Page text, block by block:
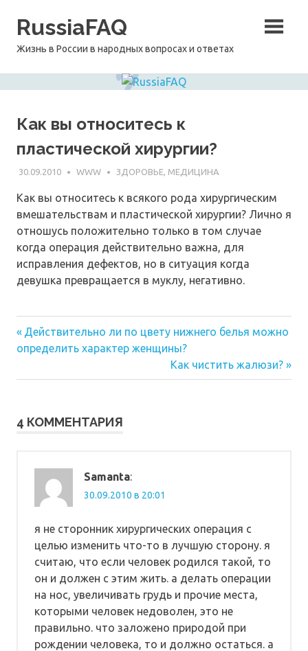
RussiaFAQ
Жизнь в России в народных вопросах и ответах
Как вы относитесь к
пластической хирургии?
30.09.2010 WWW ЗДОРОВЬЕ, МЕДИЦИНА
Как вы относитесь к всякого рода хирургическим
вмешательствам и пластической хирургии? Лично я
отношусь положительно только в том случае
когда операция действительно важна, для
исправления дефектов, но в ситуация когда
девушка превращается в муклу, негативно.
Навигация
по
записям
Предыдущая
запись:
Действительно ли по цвету нижнего белья можно
определить характер женщины?
Следующая
запись:
Как чистить жалюзи?
4 КОММЕНТАРИЯ
Samanta:
30.09.2010 в 20:01
я не сторонник хирургических операция с
целью изменить что-то в лучшую сторону. я
считаю, что если человек родился такой, то
он и должен с этим жить. а делать операции
на нос, увеличивать грудь и прочие места,
которыми человек недоволен, это не
правильно. что заложено природой при
рождении человека, то и должно остаться. а